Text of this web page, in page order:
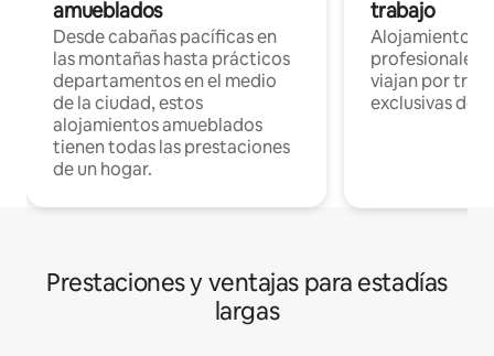
amueblados
Desde cabañas pacíficas en
las montañas hasta prácticos
departamentos en el medio
de la ciudad, estos
alojamientos amueblados
tienen todas las prestaciones
de un hogar.
trabajo
Alojamientos
profesionales
viajan por
exclusivas de
Prestaciones y ventajas para estadías
largas